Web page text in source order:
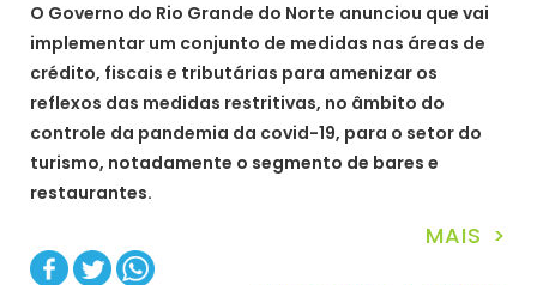
O Governo do Rio Grande do Norte anunciou que vai
implementar um conjunto de medidas nas áreas de
crédito, fiscais e tributárias para amenizar os
reflexos das medidas restritivas, no âmbito do
controle da pandemia da covid-19, para o setor do
turismo, notadamente o segmento de bares e
restaurantes.
MAIS >